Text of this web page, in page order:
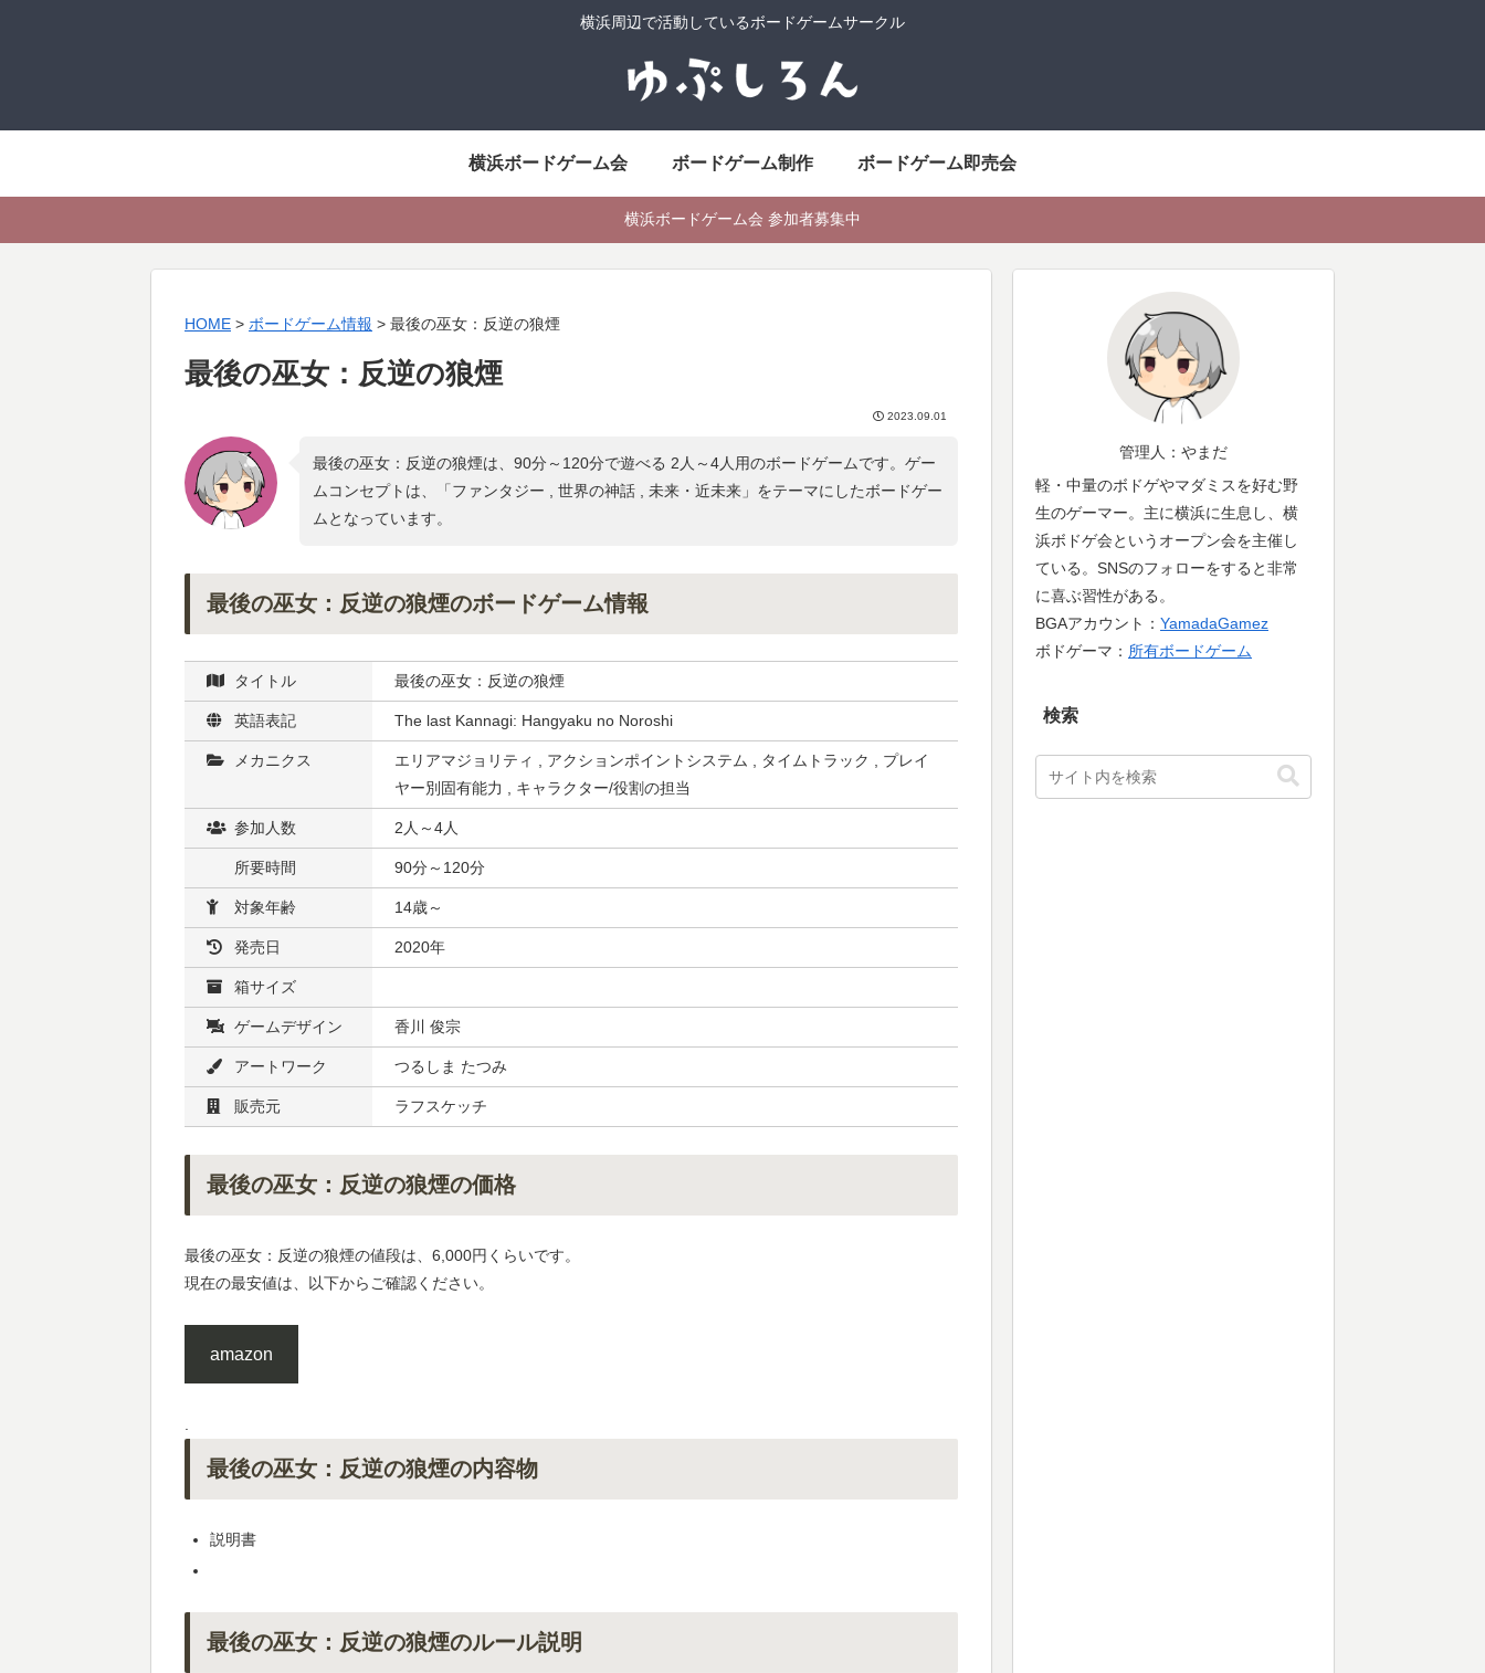
横浜周辺で活動しているボードゲームサークル
横浜ボードゲーム会 ボードゲーム制作 ボードゲーム即売会
横浜ボードゲーム会 参加者募集中
HOME > ボードゲーム情報 > 最後の巫女：反逆の狼煙
最後の巫女：反逆の狼煙
2023.09.01
最後の巫女：反逆の狼煙は、90分～120分で遊べる 2人～4人用のボードゲームです。ゲー
ムコンセプトは、「ファンタジー , 世界の神話 , 未来・近未来 」をテーマにしたボードゲー
ムとなっています。
最後の巫女：反逆の狼煙のボードゲーム情報
タイトル 最後の巫女：反逆の狼煙
英語表記 The last Kannagi: Hangyaku no Noroshi
メカニクス
エリアマジョリティ , アクションポイントシステム , タイムトラック , プレイ
ヤー別固有能力 , キャラクター/役割の担当
参加人数 2人～4人
所要時間 90分～120分
対象年齢 14歳～
発売日 2020年
箱サイズ
ゲームデザイン 香川 俊宗
アートワーク つるしま たつみ
販売元 ラフスケッチ
最後の巫女：反逆の狼煙の価格
最後の巫女：反逆の狼煙の値段は、6,000円くらいです。
現在の最安値は、以下からご確認ください。
amazon
.
最後の巫女：反逆の狼煙の内容物
説明書
最後の巫女：反逆の狼煙のルール説明
管理人：やまだ
軽・中量のボドゲやマダミスを好む野
生のゲーマー。主に横浜に生息し、横
浜ボドゲ会というオープン会を主催し
ている。SNSのフォローをすると非常
に喜ぶ習性がある。
BGAアカウント： YamadaGamez
ボドゲーマ： 所有ボードゲーム
検索